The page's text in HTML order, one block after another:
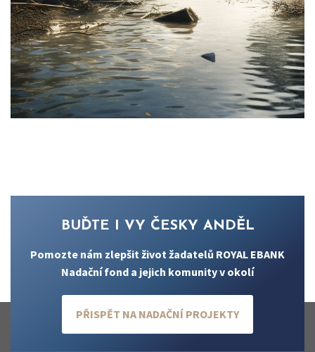
BUĎTE I VY ČESKY ANDĚL
Pomozte nám zlepšit život žadatelů ROYAL EBANK
Nadační fond a jejich komunity v okolí
PŘISPĚT NA NADAČNÍ PROJEKTY